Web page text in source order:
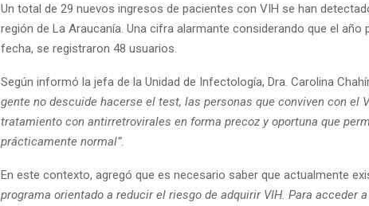
Un total de 29 nuevos ingresos de pacientes con VIH se han
región de La Araucanía. Una cifra alarmante considerando que el año
fecha, se registraron 48 usuarios.
Según informó la jefa de la Unidad de Infectología, Dra. Carolina
gente no descuide hacerse el test, las personas que conviven con el
tratamiento con antirretrovirales en forma precoz y oportuna que
prácticamente normal”.
En este contexto, agregó que es necesario saber que actualmente
programa orientado a reducir el riesgo de adquirir VIH. Para acceder